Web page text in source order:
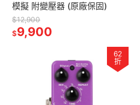
模擬 附變壓器 (原廠保固)
$12,900
$9,900
62
折